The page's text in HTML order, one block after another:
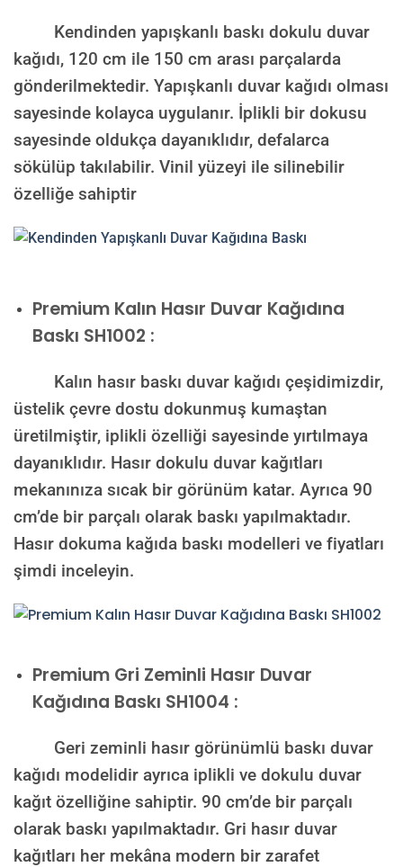
Kendinden yapışkanlı baskı dokulu duvar
kağıdı, 120 cm ile 150 cm arası parçalarda
gönderilmektedir. Yapışkanlı duvar kağıdı olması
sayesinde kolayca uygulanır. İplikli bir dokusu
sayesinde oldukça dayanıklıdır, defalarca
sökülüp takılabilir. Vinil yüzeyi ile silinebilir
özelliğe sahiptir
Premium Kalın Hasır Duvar Kağıdına
Baskı SH1002 :
Kalın hasır baskı duvar kağıdı çeşidimizdir,
üstelik çevre dostu dokunmuş kumaştan
üretilmiştir, iplikli özelliği sayesinde yırtılmaya
dayanıklıdır. Hasır dokulu duvar kağıtları
mekanınıza sıcak bir görünüm katar. Ayrıca 90
cm’de bir parçalı olarak baskı yapılmaktadır.
Hasır dokuma kağıda baskı modelleri ve fiyatları
şimdi inceleyin.
Premium Gri Zeminli Hasır Duvar
Kağıdına Baskı SH1004 :
Geri zeminli hasır görünümlü baskı duvar
kağıdı modelidir ayrıca iplikli ve dokulu duvar
kağıt özelliğine sahiptir. 90 cm’de bir parçalı
olarak baskı yapılmaktadır. Gri hasır duvar
kağıtları her mekâna modern bir zarafet